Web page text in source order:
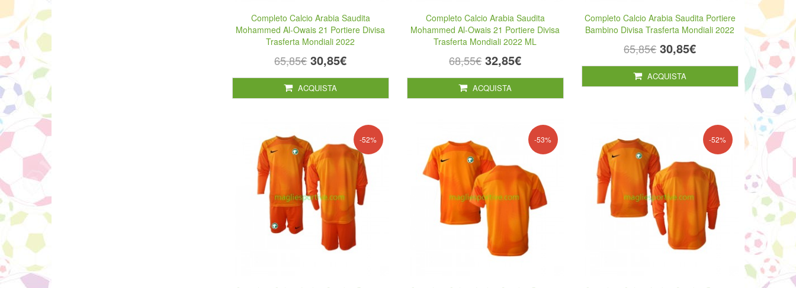
Completo Calcio Arabia Saudita
Mohammed Al-Owais 21 Portiere Divisa
Trasferta Mondiali 2022
65,85€ 30,85€
ACQUISTA
Completo Calcio Arabia Saudita
Mohammed Al-Owais 21 Portiere Divisa
Trasferta Mondiali 2022 ML
68,55€ 32,85€
ACQUISTA
Completo Calcio Arabia Saudita Portiere
Bambino Divisa Trasferta Mondiali 2022
65,85€ 30,85€
ACQUISTA
-52% -53% -52%